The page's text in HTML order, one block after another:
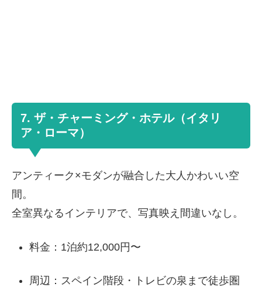
7. ザ・チャーミング・ホテル（イタリ
ア・ローマ）
アンティーク×モダンが融合した大人かわいい空
間。
全室異なるインテリアで、写真映え間違いなし。
料金：1泊約12,000円〜
周辺：スペイン階段・トレビの泉まで徒歩圏